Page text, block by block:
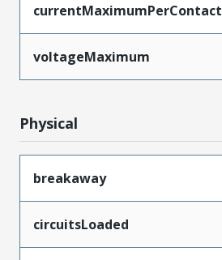
currentMaximumPerContact
voltageMaximum
Physical
breakaway
circuitsLoaded